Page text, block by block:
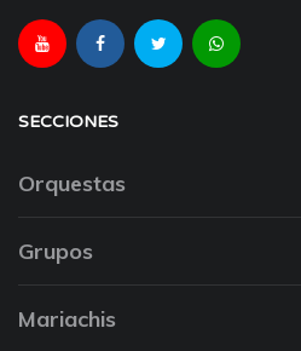
SECCIONES
Orquestas
Grupos
Mariachis